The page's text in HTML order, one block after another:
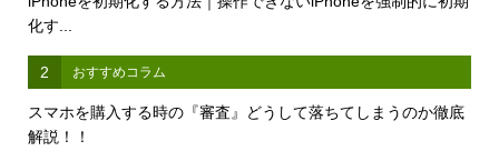
化す...
2 おすすめコラム
スマホを購入する時の『審査』どうして落ちてしまうのか徹底
解説！！